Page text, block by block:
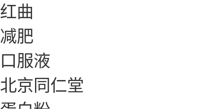
红曲
减肥
口服液
北京同仁堂